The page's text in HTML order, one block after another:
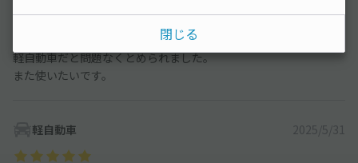
軽自動車だと問題なくとめられました。
また使いたいです。
軽自動車 2025/5/31
閉じる